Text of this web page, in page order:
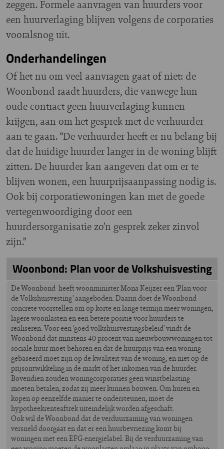
zeggen. Formele aanvragen van huurders voor
een huurverlaging blijven volgens de corporaties
vooralsnog uit.
Onderhandelingen
Of het nu om veel aanvragen gaat of niet: de
Woonbond raadt huurders, die vanwege hun
oude contract geen huurverlaging kunnen
krijgen, aan om het gesprek met de verhuurder
aan te gaan. “De verhuurder heeft er nu belang bij
dat de huidige huurder langer in de woning blijft
zitten. De huurder kan aangeven dat om er te
blijven wonen, een huurprijsaanpassing nodig is.
Ook bij corporatiewoningen kan met de goede
vertegenwoordiging door een
huurdersorganisatie zo’n gesprek zeker zinvol
zijn.”
Woonbond: Plan voor de Volkshuisvesting
De Woonbond heeft woonminister Mona Keijzer een ‘Plan voor
de Volkshuisvesting’ aangeboden. Daarin doet de Woonbond
concrete voorstellen om op korte en lange termijn meer woningen,
lagere woonlasten en een betere positie voor huurders te
realiseren. Voor een ‘goed volkshuisvestingsbeleid’ vindt de
Woonbond dat minstens 40 procent van nieuwbouwwoningen tot
sociale huur moet behoren en dat de huurprijs van een woning
gebaseerd moet zijn op de kwaliteit van de woning, en niet op de
prijsontwikkeling in de markt of het inkomen van de huurder.
Bovendien zouden woningcorporaties geen winstbelasting
moeten betalen, zodat zij meer kunnen bouwen. Om huren en
kopen op eenzelfde manier te ondersteunen, moet de
hypotheekrenteaftrek uiteindelijk worden afgeschaft.
Ook wil de Woonbond dat de verduurzaming van woningen
versneld doorgaat en dat er een huurbevriezing komt bij
woningen met een EFG-energielabel. Bij de verduurzaming van